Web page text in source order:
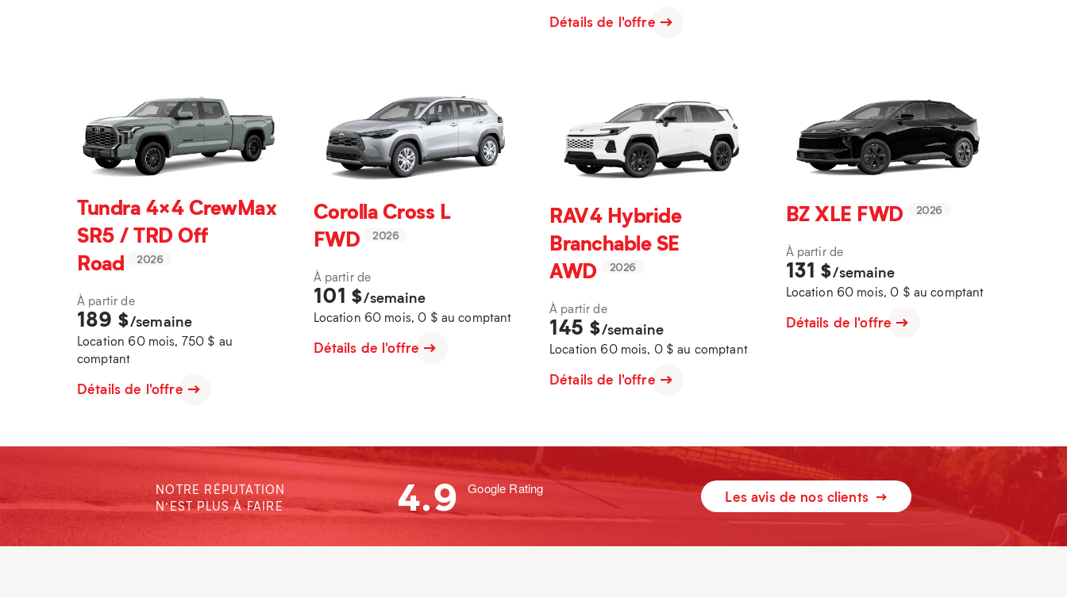
Détails de l'offre
Tundra 4×4 CrewMax
SR5 / TRD Off
Road
2026
À partir de
189 $/semaine
Location 60 mois, 750 $ au
comptant
Détails de l'offre
Corolla Cross L
FWD
2026
À partir de
101 $/semaine
Location 60 mois, 0 $ au comptant
Détails de l'offre
RAV4 Hybride
Branchable SE
AWD
2026
À partir de
145 $/semaine
Location 60 mois, 0 $ au comptant
Détails de l'offre
BZ XLE FWD 2026
À partir de
131 $/semaine
Location 60 mois, 0 $ au comptant
Détails de l'offre
NOTRE RÉPUTATION
N’EST PLUS À FAIRE
Google Rating
4.9 Les avis de nos clients